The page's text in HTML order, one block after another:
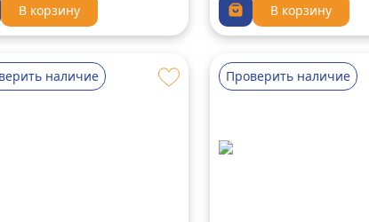
В корзину В корзину
наличие Проверить наличие